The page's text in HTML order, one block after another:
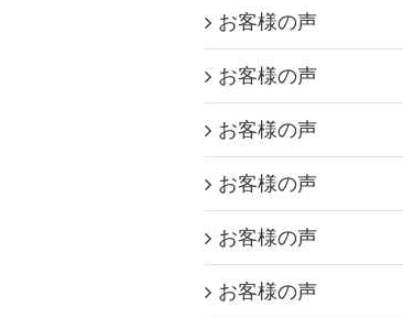
お客様の声
お客様の声
お客様の声
お客様の声
お客様の声
お客様の声